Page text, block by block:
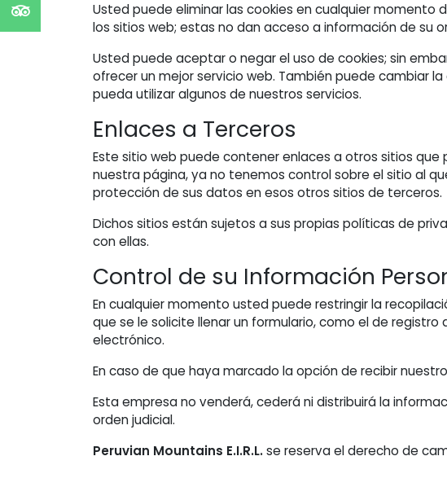
Usted puede eliminar las cookies en cualquier momento
los sitios web; estas no dan acceso a información de su
Usted puede aceptar o negar el uso de cookies; sin
ofrecer un mejor servicio web. También puede cambiar
pueda utilizar algunos de nuestros servicios.
Enlaces a Terceros
Este sitio web puede contener enlaces a otros sitios
nuestra página, ya no tenemos control sobre el sitio al
protección de sus datos en esos otros sitios de terceros.
Dichos sitios están sujetos a sus propias políticas de
con ellas.
Control de su Información
En cualquier momento usted puede restringir la
que se le solicite llenar un formulario, como el de
electrónico.
En caso de que haya marcado la opción de recibir
Esta empresa no venderá, cederá ni distribuirá la
orden judicial.
Peruvian Mountains E.I.R.L.se reserva el derecho de